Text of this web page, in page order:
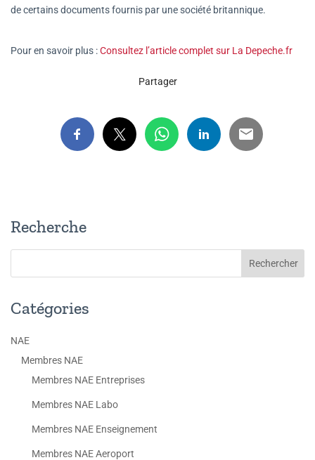
de certains documents fournis par une société britannique.
Pour en savoir plus :Consultez l’article complet sur La Depeche.fr
Partager
Recherche
Catégories
NAE
Membres NAE
Membres NAE Entreprises
Membres NAE Labo
Membres NAE Enseignement
Membres NAE Aeroport